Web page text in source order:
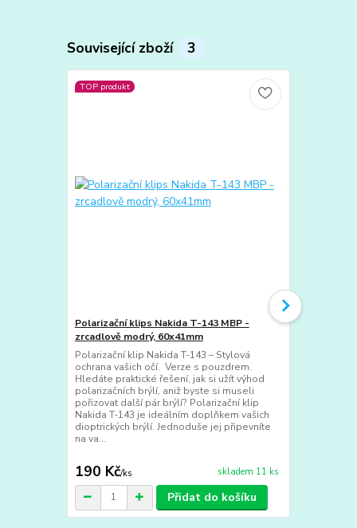
Související zboží 3
TOP produkt
Polarizační klips Nakida T-143 MBP -
zrcadlově modrý, 60x41mm
Polarizační klip Nakida T-143 – Stylová
ochrana vašich očí. Verze s pouzdrem.
Hledáte praktické řešení, jak si užít výhod
polarizačních brýlí, aniž byste si museli
pořizovat další pár brýlí? Polarizační klip
Nakida T-143 je ideálním doplňkem vašich
dioptrických brýlí. Jednoduše jej připevníte
na va...
190 Kč/ks skladem 11 ks
Přidat do košíku
Polarizační